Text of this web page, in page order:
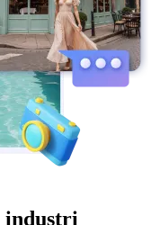
industri